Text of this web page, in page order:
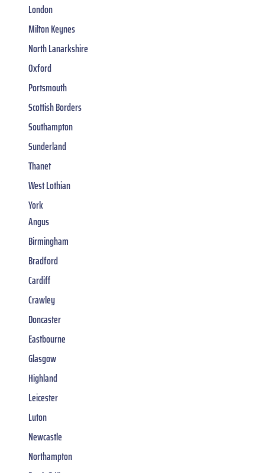
London
Milton Keynes
North Lanarkshire
Oxford
Portsmouth
Scottish Borders
Southampton
Sunderland
Thanet
West Lothian
York
Angus
Birmingham
Bradford
Cardiff
Crawley
Doncaster
Eastbourne
Glasgow
Highland
Leicester
Luton
Newcastle
Northampton